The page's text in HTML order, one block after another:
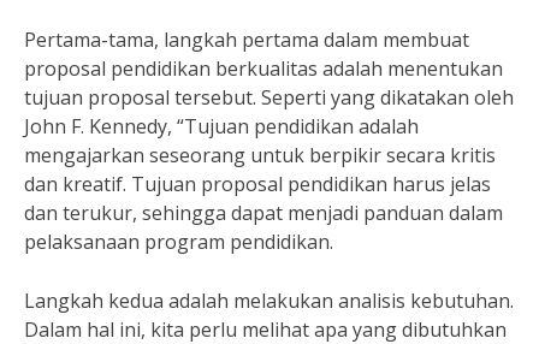
Pertama-tama, langkah pertama dalam membuat
proposal pendidikan berkualitas adalah menentukan
tujuan proposal tersebut. Seperti yang dikatakan oleh
John F. Kennedy, “Tujuan pendidikan adalah
mengajarkan seseorang untuk berpikir secara kritis
dan kreatif. Tujuan proposal pendidikan harus jelas
dan terukur, sehingga dapat menjadi panduan dalam
pelaksanaan program pendidikan.
Langkah kedua adalah melakukan analisis kebutuhan.
Dalam hal ini, kita perlu melihat apa yang dibutuhkan